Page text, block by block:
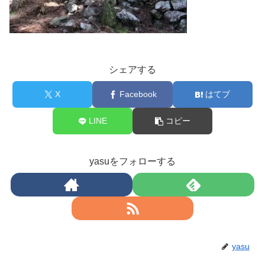
シェアする
X Facebook はてブ
LINE コピー
yasuをフォローする
yasu